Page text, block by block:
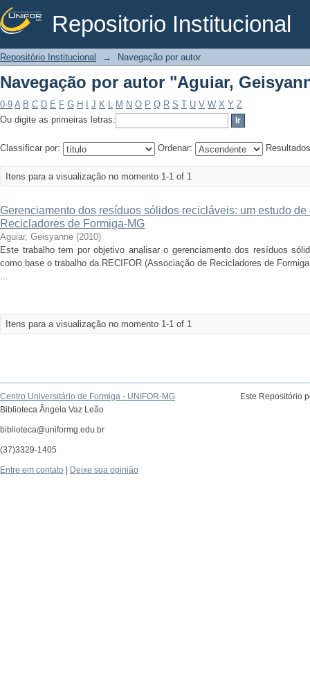
Repositorio Institucional
Navegação por autor "Aguiar,
Repositório Institucional → Navegação por autor
Navegação por autor "Aguiar,
0-9 A B C D E F G H J K L M N O P Q R S T U V W X Y Z
Ou digite as primeiras letras:
Classificar por: Ordenar:
Itens para a visualização no momento 1-1 of 1
Gerenciamento dos resíduos sólidos recicláveis: um estudo
Recicladores de Formiga-MG
Aguiar, Geisyanne (2010)
Este trabalho tem por objetivo analisar o gerenciamento dos resíduos
como base o trabalho da RECIFOR (Associação de Recicladores de
...
Itens para a visualização no momento 1-1 of 1
Centro Universitário de Formiga - UNIFOR-MG
Biblioteca Ângela Vaz Leão
biblioteca@uniformg.edu.br
(37)3329-1405
Este Repositório
Entre em contato Deixe sua opinião